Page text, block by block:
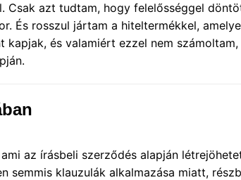
Csak azt tudtam, hogy felelősséggel
És rosszul jártam a hiteltermékkel,
kapjak, és valamiért ezzel nem számoltam,
az írásbeli szerződés alapján
semmis klauzulák alkalmazása miatt,